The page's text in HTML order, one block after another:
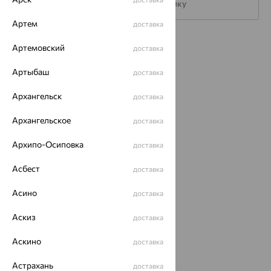
Подписаться на рассылку
Каталог
Акции
Магазины
ул. Зегеля, 27/2
8 (800) 250-02-30
Артем доставка
Артемовский доставка
Артыбаш доставка
Архангельск доставка
Архангельское доставка
Архипо-Осиповка доставка
Асбест доставка
Асино доставка
Аскиз доставка
Аскино доставка
Астрахань доставка